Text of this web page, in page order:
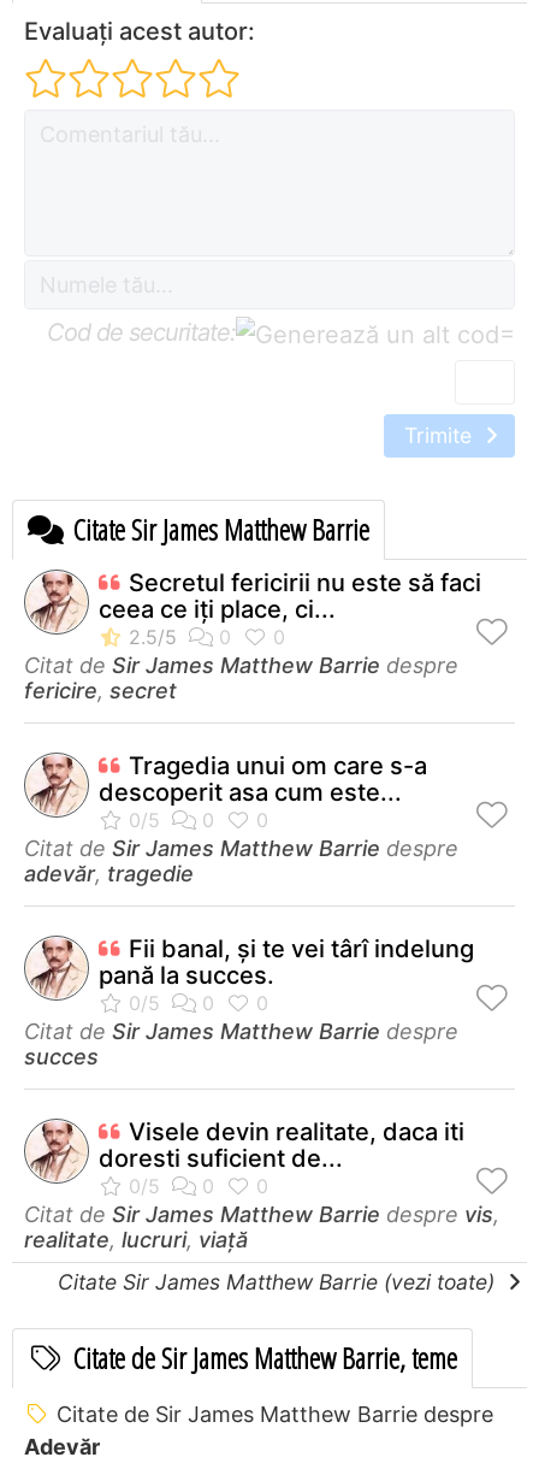
Evaluați acest autor:
Cod de securitate: =
Trimite
Citate Sir James Matthew Barrie
Secretul fericirii nu este să faci
ceea ce iți place, ci...
Citat de Sir James Matthew Barrie despre
fericire, secret
Tragedia unui om care s-a
descoperit asa cum este...
Citat de Sir James Matthew Barrie despre
adevăr, tragedie
Fii banal, şi te vei târî indelung
pană la succes.
Citat de Sir James Matthew Barrie despre
succes
Visele devin realitate, daca iti
doresti suficient de...
Citat de Sir James Matthew Barrie despre vis,
realitate, lucruri, viață
Citate Sir James Matthew Barrie (vezi toate)
Citate de Sir James Matthew Barrie, teme
Citate de Sir James Matthew Barrie despre
Adevăr